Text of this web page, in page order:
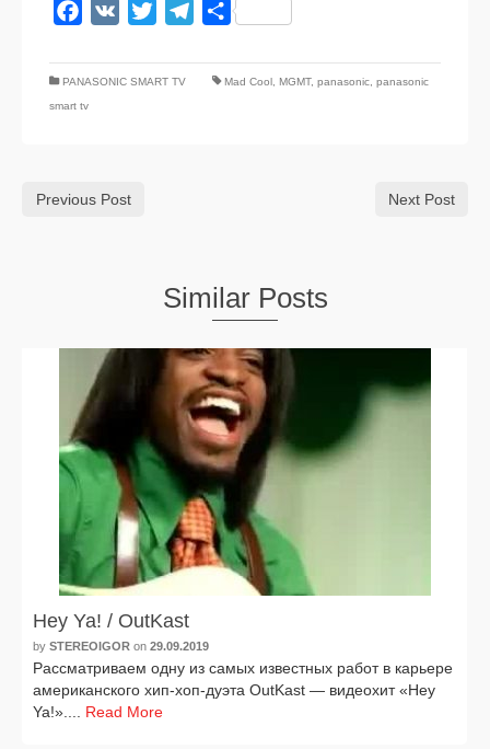
Facebook
VK Twitter TelegramОтправить
PANASONIC SMART TV Mad Cool, MGMT, panasonic, panasonic
smart tv
Previous Post Next Post
Similar Posts
Hey Ya! / OutKast
by STEREOIGOR on 29.09.2019
Рассматриваем одну из самых извест­ных работ в карье­ре
аме­ри­кан­ско­го хип-хоп-дуэта OutKast — видео­хит «Hey
Ya!».... Read More